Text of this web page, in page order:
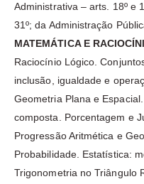
Administrativa – arts. 18º e
31º; da Administração
MATEMÁTICA E
Raciocínio Lógico.
inclusão, igualdade e
Geometria Plana e
composta. Porcentagem e
Progressão Aritmética e
Probabilidade. Estatística:
Trigonometria no Triângulo